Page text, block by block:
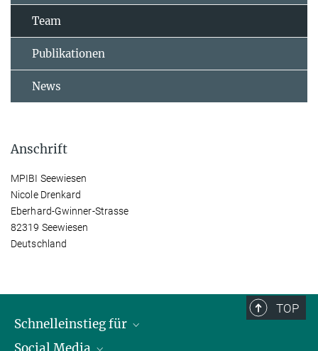
Team
Publikationen
News
Anschrift
MPIBI Seewiesen
Nicole Drenkard
Eberhard-Gwinner-Strasse
82319 Seewiesen
Deutschland
TOP
Schnelleinstieg für